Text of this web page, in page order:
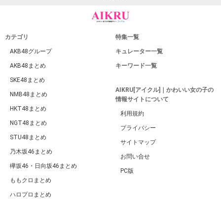
カテゴリ
AKB48グループ
AKB48まとめ
SKE48まとめ
NMB48まとめ
HKT48まとめ
NGT48まとめ
STU48まとめ
乃木坂46まとめ
欅坂46・日向坂46まとめ
ももクロまとめ
ハロプロまとめ
特集一覧
キュレーター一覧
キーワード一覧
AIKRU[アイクル]｜かわいい女の子の
情報サイトについて
利用規約
プライバシー
サイトマップ
お問い合せ
PC版